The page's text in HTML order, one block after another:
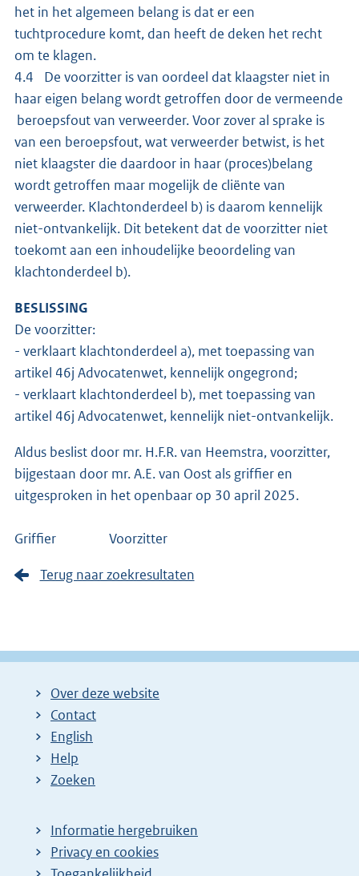
het in het algemeen belang is dat er een
tuchtprocedure komt, dan heeft de deken het recht
om te klagen.
4.4 De voorzitter is van oordeel dat klaagster niet in
haar eigen belang wordt getroffen door de vermeende
beroepsfout van verweerder. Voor zover al sprake is
van een beroepsfout, wat verweerder betwist, is het
niet klaagster die daardoor in haar (proces)belang
wordt getroffen maar mogelijk de cliënte van
verweerder. Klachtonderdeel b) is daarom kennelijk
niet-ontvankelijk. Dit betekent dat de voorzitter niet
toekomt aan een inhoudelijke beoordeling van
klachtonderdeel b).
BESLISSING
De voorzitter:
- verklaart klachtonderdeel a), met toepassing van
artikel 46j Advocatenwet, kennelijk ongegrond;
- verklaart klachtonderdeel b), met toepassing van
artikel 46j Advocatenwet, kennelijk niet-ontvankelijk.
Aldus beslist door mr. H.F.R. van Heemstra, voorzitter,
bijgestaan door mr. A.E. van Oost als griffier en
uitgesproken in het openbaar op 30 april 2025.
Griffier Voorzitter
Terug naar zoekresultaten
Over deze website
Contact
English
Help
Zoeken
Informatie hergebruiken
Privacy en cookies